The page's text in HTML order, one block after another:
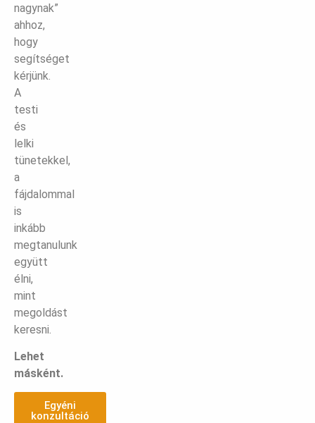
nagynak”
ahhoz,
hogy
segítséget
kérjünk.
A
testi
és
lelki
tünetekkel,
a
fájdalommal
is
inkább
megtanulunk
együtt
élni,
mint
megoldást
keresni.
Lehet
másként.
Egyéni
konzultáció